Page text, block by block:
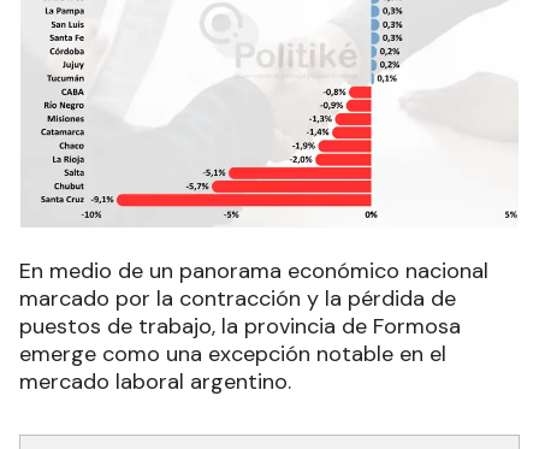
En medio de un panorama económico nacional
marcado por la contracción y la pérdida de
puestos de trabajo, la provincia de Formosa
emerge como una excepción notable en el
mercado laboral argentino.